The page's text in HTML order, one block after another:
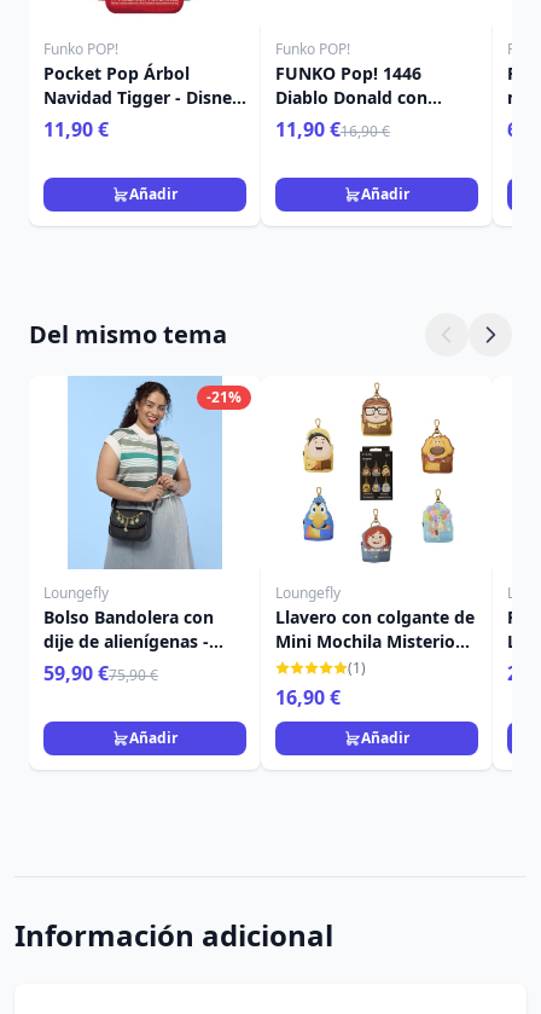
Funko POP!
Pocket Pop Árbol
Navidad Tigger - Disney
Winnie The Pooh
11,90 €
Añadir
Funko POP!
FUNKO Pop! 1446
Diablo Donald con
calabaza - Disney
11,90 €16,90 €
Añadir
Del mismo tema
-21%
Loungefly
Bolso Bandolera con
dije de alienígenas -
Disney-Pixar Loungefly
Toy Story 5
59,90 €75,90 €
Añadir
Loungefly
Llavero con colgante de
Mini Mochila Misterio
de Up - Disney-Pixar
Loungefly
(1)
16,90 €
Añadir
Información adicional